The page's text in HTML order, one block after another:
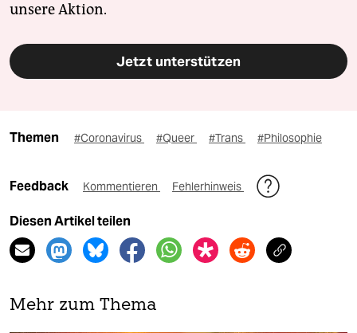
unsere Aktion.
Jetzt unterstützen
Themen #Coronavirus #Queer #Trans #Philosophie
Feedback Kommentieren Fehlerhinweis
Diesen Artikel teilen
Mehr zum Thema